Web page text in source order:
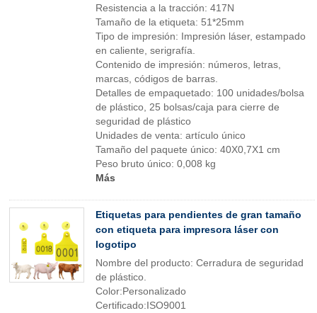
Resistencia a la tracción: 417N
Tamaño de la etiqueta: 51*25mm
Tipo de impresión: Impresión láser, estampado
en caliente, serigrafía.
Contenido de impresión: números, letras,
marcas, códigos de barras.
Detalles de empaquetado: 100 unidades/bolsa
de plástico, 25 bolsas/caja para cierre de
seguridad de plástico
Unidades de venta: artículo único
Tamaño del paquete único: 40X0,7X1 cm
Peso bruto único: 0,008 kg
Más
Etiquetas para pendientes de gran tamaño
con etiqueta para impresora láser con
logotipo
Nombre del producto: Cerradura de seguridad
de plástico.
Color:Personalizado
Certificado:ISO9001